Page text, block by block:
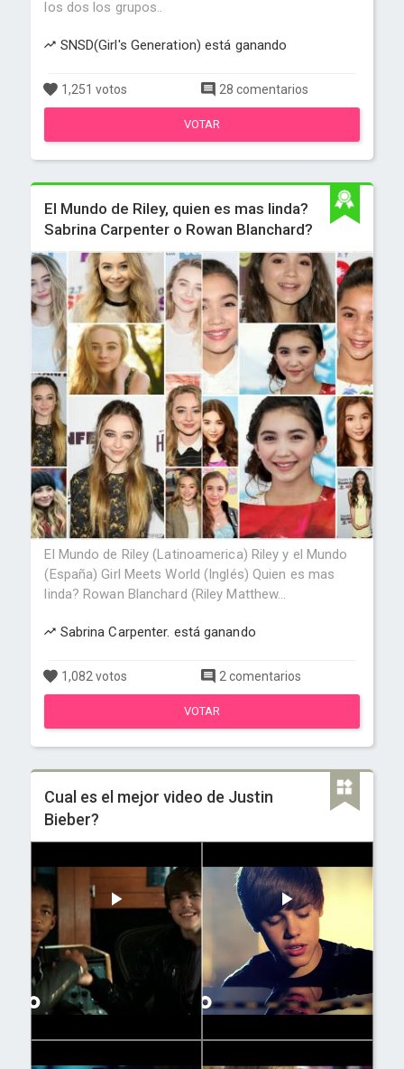
los dos los grupos..
SNSD(Girl's Generation) está ganando
1,251 votos 28 comentarios
VOTAR
El Mundo de Riley, quien es mas linda?
Sabrina Carpenter o Rowan Blanchard?
El Mundo de Riley (Latinoamerica) Riley y el Mundo
(España) Girl Meets World (Inglés) Quien es mas
linda? Rowan Blanchard (Riley Matthew...
Sabrina Carpenter. está ganando
1,082 votos 2 comentarios
VOTAR
Cual es el mejor video de Justin
Bieber?